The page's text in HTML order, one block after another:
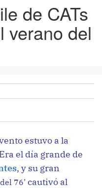
de CATs
verano del
estuvo a la
el día grande de
, y su gran
76’ cautivó al